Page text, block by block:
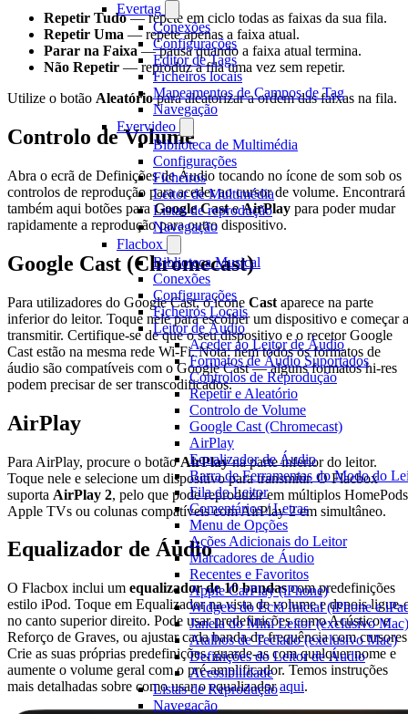
Evertag
Conexões
Configurações
Editor de Tags
Ficheiros locais
Mapeamentos de Campos de Tag
Navegação
Evervideo
Biblioteca de Multimédia
Configurações
Ficheiros
Leitor de Multimédia
Listas de reprodução
Navegação
Flacbox
Biblioteca Musical
Conexões
Configurações
Ficheiros Locais
Leitor de Áudio
Aceder ao Leitor de Áudio
Formatos de Áudio Suportados
Controlos de Reprodução
Repetir e Aleatório
Controlo de Volume
Google Cast (Chromecast)
AirPlay
Equalizador de Áudio
Barra de Ferramentas do Modo do
Fila do Leitor
Comentários / Letras
Menu de Opções
Ações Adicionais do Leitor
Marcadores de Áudio
Recentes e Favoritos
Apple CarPlay (iPhone)
Widgets do Ecrã Inicial (iPhone e
Janela do Mini Leitor (exclusivo Mac)
Atalhos de Teclado (exclusivo Mac)
Definições do Leitor de Áudio
Acessibilidade
Listas de Reprodução
Navegação
Repetir Tudo— repete em ciclo todas as faixas da sua fila.
Repetir Uma — repete apenas a faixa atual.
Parar na Faixa— pausa quando a faixa atual termina.
Não Repetir — reproduz a fila uma vez sem repetir.
Utilize o botão Aleatóriopara aleatorizar a ordem das faixas na fila.
Controlo de Volume
Abra o ecrã de Definições de Áudio tocando no ícone de som sob os
controlos de reprodução para aceder ao cursor de volume. Encontrará
também aqui botões paraGoogle CasteAirPlay para poder mudar
rapidamente a reprodução para outro dispositivo.
Google Cast (Chromecast)
Para utilizadores do Google Cast, o ícone Cast aparece na parte
inferior do leitor. Toque nele para escolher um dispositivo e começar a
transmitir. Certifique-se de que o seu dispositivo e o recetor Google
Cast estão na mesma rede Wi-Fi. Nota: nem todos os formatos de
áudio são compatíveis com o Google Cast — alguns formatos hi-res
podem precisar de ser transcodificados.
AirPlay
Para AirPlay, procure o botãoAirPlayna parte inferior do leitor.
Toque nele e selecione um dispositivo para transmitir. O Flacbox
suporta AirPlay 2, pelo que pode reproduzir em múltiplos
Apple TVs ou colunas compatíveis com AirPlay 2 em simultâneo.
Equalizador de Áudio
O Flacbox inclui um equalizador de 10 bandascom predefinições
estilo iPod. Toque em Equalizador na vista de volume e depois ligue-
no canto superior direito. Pode usar predefinições como Acústico e
Reforço de Graves, ou ajustar cada banda de frequência com
Crie as suas próprias predefinições, guarde-as com qualquer nome e
aumente o volume geral com o pré-amplificador. Temos instruções
mais detalhadas sobre como usar o equalizadoraqui.